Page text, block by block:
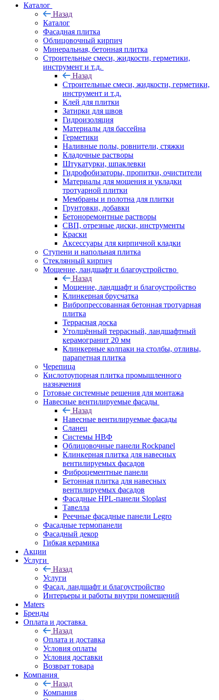
Каталог
Назад
Каталог
Фасадная плитка
Облицовочный кирпич
Минеральная, бетонная плитка
Строительные смеси, жидкости, герметики,
инструмент и т.д.
Назад
Строительные смеси, жидкости, герметики,
инструмент и т.д.
Клей для плитки
Затирки для швов
Гидроизоляция
Материалы для бассейна
Герметики
Наливные полы, ровнители, стяжки
Кладочные растворы
Штукатурки, шпаклевки
Гидрофобизаторы, пропитки, очистители
Материалы для мощения и укладки
тротуарной плитки
Мембраны и полотна для плитки
Грунтовки, добавки
Бетоноремонтные растворы
СВП, отрезные диски, инструменты
Краски
Аксессуары для кирпичной кладки
Ступени и напольная плитка
Cтеклянный кирпич
Мощение, ландшафт и благоустройство
Назад
Мощение, ландшафт и благоустройство
Клинкерная брусчатка
Вибропрессованная бетонная тротуарная
плитка
Террасная доска
Утолщённый террасный, ландшафтный
керамогранит 20 мм
Клинкерные колпаки на столбы, отливы,
парапетная плитка
Черепица
Кислотоупорная плитка промышленного
назначения
Готовые системные решения для монтажа
Навесные вентилируемые фасады
Назад
Навесные вентилируемые фасады
Сланец
Системы НВФ
Облицовочные панели Rockpanel
Клинкерная плитка для навесных
вентилируемых фасадов
Фиброцементные панели
Бетонная плитка для навесных
вентилируемых фасадов
Фасадные HPL-панели Sloplast
Тавелла
Реечные фасадные панели Legro
Фасадные термопанели
Фасадный декор
Гибкая керамика
Акции
Услуги
Назад
Услуги
Фасад, ландшафт и благоустройство
Интерьеры и работы внутри помещений
Maters
Бренды
Оплата и доставка
Назад
Оплата и доставка
Условия оплаты
Условия доставки
Возврат товара
Компания
Назад
Компания